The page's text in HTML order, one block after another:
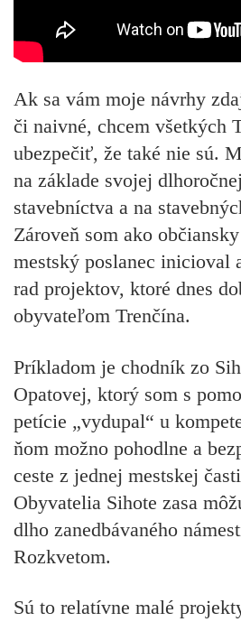
Ak sa vám moje návrhy
či naivné, chcem všetkých
ubezpečiť, že také nie sú.
na základe svojej
stavebníctva a na
Zároveň som ako
mestský poslanec inicioval
rad projektov, ktoré dnes
obyvateľom Trenčína.
Príkladom je chodník zo
Opatovej, ktorý som s
petície „vydupal“ u
ňom možno pohodlne a
ceste z jednej mestskej
Obyvatelia Sihote zasa
dlho zanedbávaného
Rozkvetom.
Sú to relatívne malé